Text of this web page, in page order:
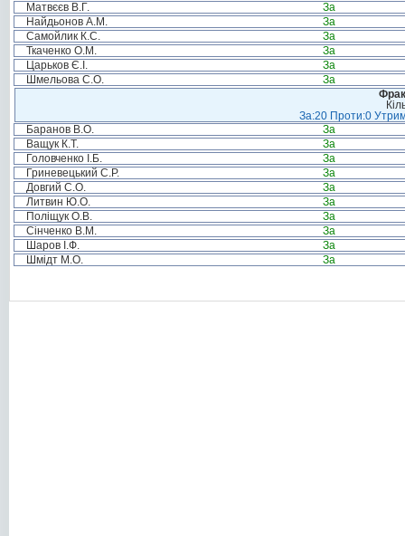
Матвєєв В.Г.
За
Найдьонов А.М.
За
Самойлик К.С.
За
Ткаченко О.М.
За
Царьков Є.І.
За
Шмельова С.О.
За
За:20 Проти:0
Баранов В.О.
За
Ващук К.Т.
За
Головченко І.Б.
За
Гриневецький С.Р.
За
Довгий С.О.
За
Литвин Ю.О.
За
Поліщук О.В.
За
Сінченко В.М.
За
Шаров І.Ф.
За
Шмідт М.О.
За